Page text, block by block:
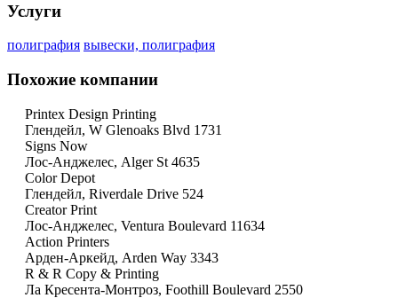
Услуги
полиграфия вывески, полиграфия
Похожие компании
Printex Design Printing
Глендейл, W Glenoaks Blvd 1731
Signs Now
Лос-Анджелес, Alger St 4635
Color Depot
Глендейл, Riverdale Drive 524
Creator Print
Лос-Анджелес, Ventura Boulevard 11634
Action Printers
Арден-Аркейд, Arden Way 3343
R & R Copy & Printing
Ла Кресента-Монтроз, Foothill Boulevard 2550